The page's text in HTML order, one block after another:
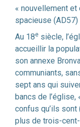
« nouvellement
spacieuse (AD57)
Au 18e siècle,
accueillir la
son annexe
communiants,
sept ans qui
bancs de
confus qu’ils
plus de trois-